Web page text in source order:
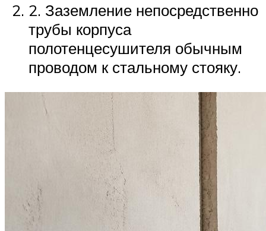
2. Заземление непосредственно
трубы корпуса
полотенцесушителя обычным
проводом к стальному стояку.